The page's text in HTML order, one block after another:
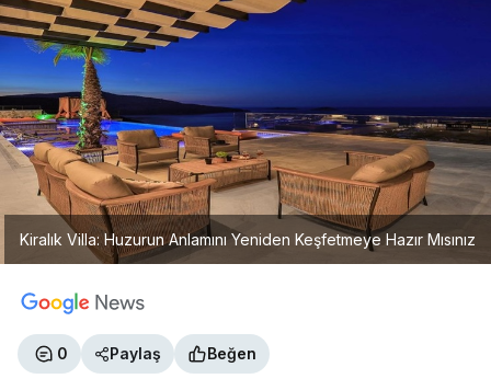
Kiralık Villa: Huzurun Anlamını Yeniden Keşfetmeye Hazır Mısınız
0 Paylaş Beğen